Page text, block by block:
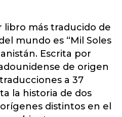
libro más traducido de
mundo es “Mil Soles
Escrita por
de origen
a 37
la historia de dos
distintos en el